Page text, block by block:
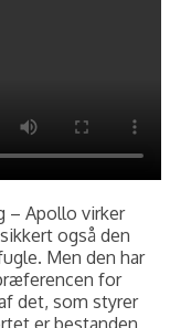
– Apollo virker
også den
Men den har
for
det, som styrer
er bestanden